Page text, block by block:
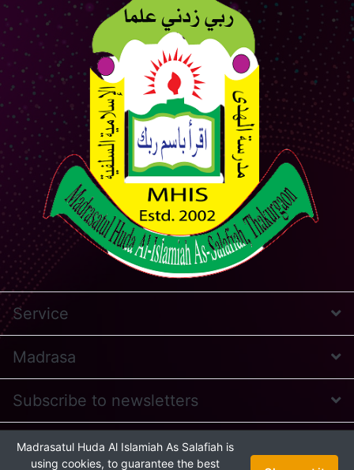
Service
Madrasa
Subscribe to newsletters
* Feel free to contact us
Online Presence Managedby AIT © 2026
Madrasatul Huda Al Islamiah As Salafiah is
using cookies, to guarantee the best